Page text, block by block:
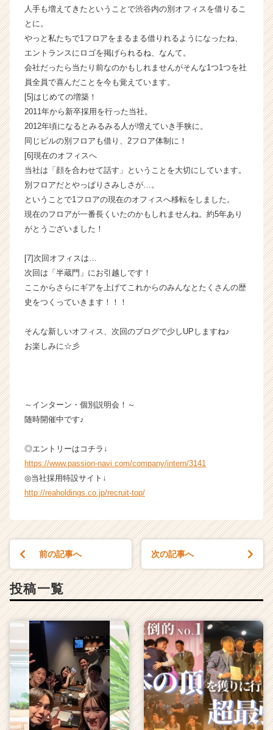
e
人手も増えてきたということで渋谷内の別オフィスを借りるこ
とに。
やっと私たちで1フロアをまるまる借りれるようになったね、
エントランスにロゴを掲げられるね、なんて。
会社だったら当たり前なのかもしれませんがそんな1つ1つを社
員全員で喜んだことを今も覚えています。
[5]はじめての増築！
2011年から新卒採用を行った当社。
2012年頃になるとみるみる人が増えていき手狭に。
同じビルの別フロアも借り、2フロア体制に！
[6]現在のオフィスへ
当社は「顔を合わせて話す」ということを大切にしています。
別フロアだとやっぱりさみしさが…。
ということで1フロアの現在のオフィスへ移転をしました。
現在のフロアが一番長くいたのかもしれませんね。約5年あり
がとうございました！
[7]次回オフィスは…
次回は「半蔵門」にお引越しです！
ここからさらにギアを上げてこれからのみんなとたくさんの歴
史をつくっていきます！！！
そんな新しいオフィス、次回のブログで少しUPしますね♪
お楽しみに☆彡
～インターン・個別説明会！～
随時開催中です♪
◎エントリーはコチラ↓
https://www.passion-navi.com/company/intern/3141
◎当社採用特設サイト↓
http://reaholdings.co.jp/recruit-top/
前の記事へ 次の記事へ
投稿一覧